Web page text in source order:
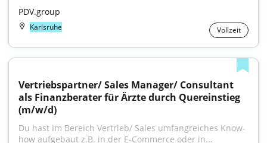
PDV.group
Karlsruhe Vollzeit
Vertriebspartner/ Sales Manager/ Consultant
als Finanzberater für Ärzte durch Quereinstieg
(m/w/d)
Du hast im Bereich Vertrieb/ Sales umfangreiches Know-
how aufgebaut z.B. in der E-Commerce oder in...